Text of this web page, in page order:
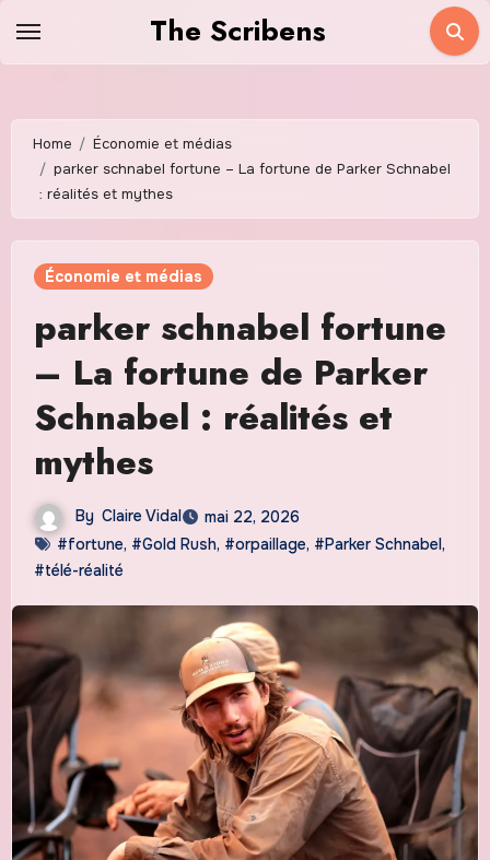
The Scribens
Home
Économie et médias
parker schnabel fortune – La fortune de Parker Schnabel
: réalités et mythes
Économie et médias
parker schnabel fortune
– La fortune de Parker
Schnabel : réalités et
mythes
By Claire Vidal
mai 22, 2026
#fortune, #Gold Rush, #orpaillage, #Parker Schnabel,
#télé-réalité